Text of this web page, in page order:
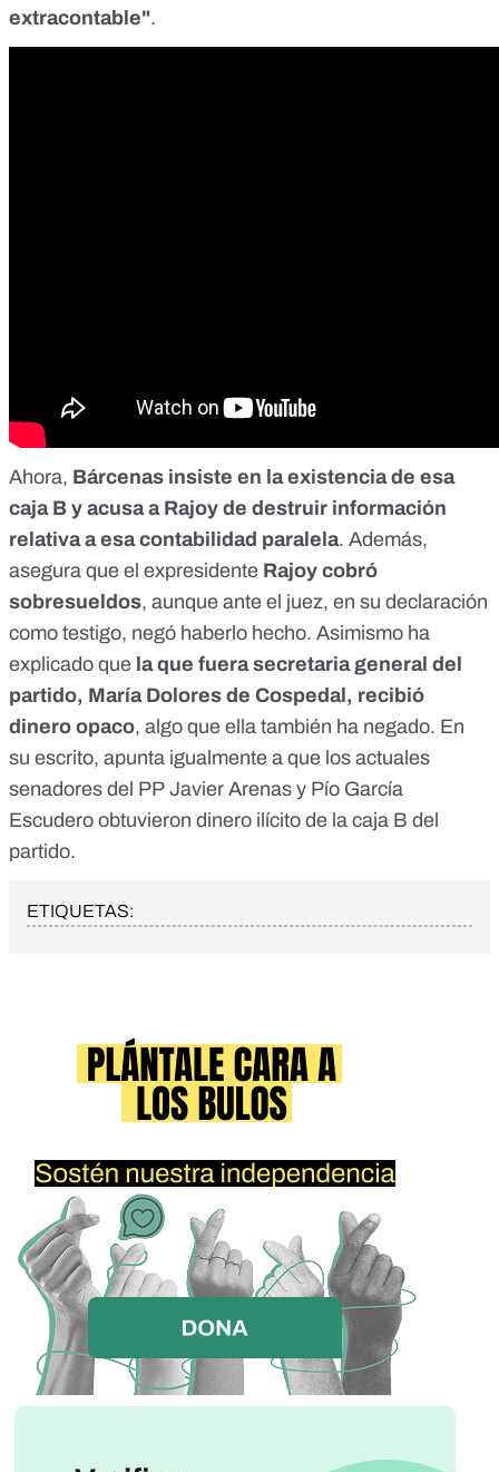
extracontable".
Ahora, Bárcenas insiste en la existencia de esa
caja B y acusa a Rajoy de destruir información
relativa a esa contabilidad paralela. Además,
asegura que el expresidente Rajoy cobró
sobresueldos, aunque ante el juez, en su declaración
como testigo, negó haberlo hecho. Asimismo ha
explicado que la que fuera secretaria general del
partido, María Dolores de Cospedal, recibió
dinero opaco, algo que ella también ha negado. En
su escrito, apunta igualmente a que los actuales
senadores del PP Javier Arenas y Pío García
Escudero obtuvieron dinero ilícito de la caja B del
partido.
ETIQUETAS: